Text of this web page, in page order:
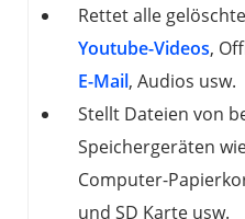
Rettet alle
Youtube-Videos,
E-Mail, Audios usw.
Stellt Dateien von
Speichergeräten
Computer-
und SD Karte usw.